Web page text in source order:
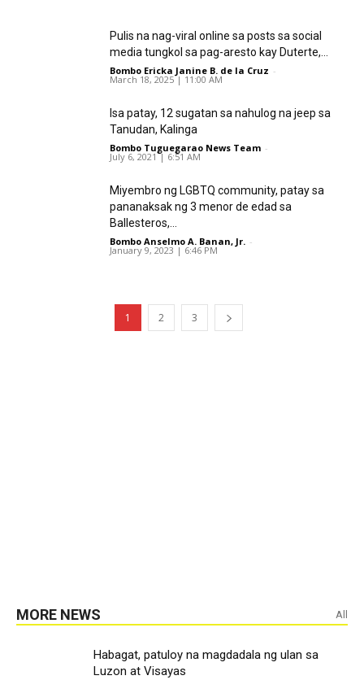
Pulis na nag-viral online sa posts sa social
media tungkol sa pag-aresto kay Duterte,...
Bombo Ericka Janine B. de la Cruz -
March 18, 2025 | 11:00 AM
Isa patay, 12 sugatan sa nahulog na jeep sa
Tanudan, Kalinga
Bombo Tuguegarao News Team -
July 6, 2021 | 6:51 AM
Miyembro ng LGBTQ community, patay sa
pananaksak ng 3 menor de edad sa
Ballesteros,...
Bombo Anselmo A. Banan, Jr. -
January 9, 2023 | 6:46 PM
1 2 3
MORE NEWS All
Habagat, patuloy na magdadala ng ulan sa
Luzon at Visayas